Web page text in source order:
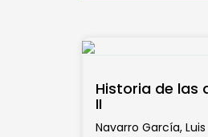
Historia de las
II
Navarro García, Luis